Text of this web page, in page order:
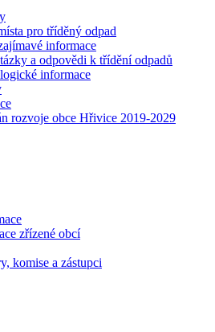
pro tříděný odpad
informace
a odpovědi k třídění odpadů
informace
rozvoje obce Hřivice 2019-2029
zřízené obcí
komise a zástupci